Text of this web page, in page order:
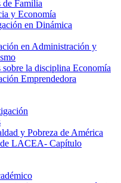
de Familia
y Economía
en Dinámica
en Administración y
la disciplina Economía
Emprendedora
y Pobreza de América
LACEA- Capítulo